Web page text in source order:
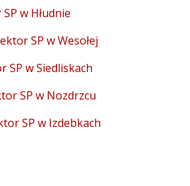
w Hłudnie
SP w Wesołej
SP w Siedliskach
SP w Nozdrzcu
SP w Izdebkach